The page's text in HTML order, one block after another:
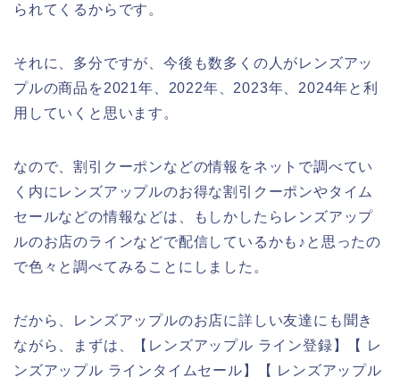
られてくるからです。
それに、多分ですが、今後も数多くの人がレンズアッ
プルの商品を2021年、2022年、2023年、2024年と利
用していくと思います。
なので、割引クーポンなどの情報をネットで調べてい
く内にレンズアップルのお得な割引クーポンやタイム
セールなどの情報などは、もしかしたらレンズアップ
ルのお店のラインなどで配信しているかも♪と思ったの
で色々と調べてみることにしました。
だから、レンズアップルのお店に詳しい友達にも聞き
ながら、まずは、【レンズアップル ライン登録】【 レ
ンズアップル ラインタイムセール】【 レンズアップル